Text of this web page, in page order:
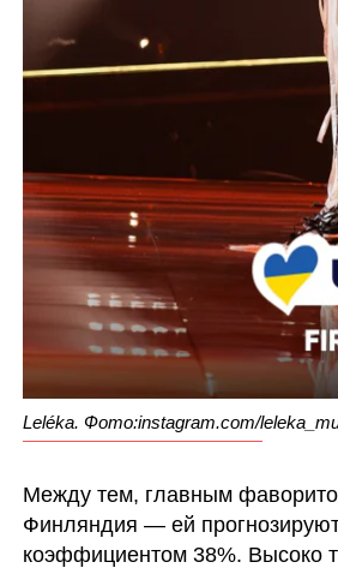
Leléka. Фото:instagram.com/
Между тем, главным
Финляндия — ей
коэффициентом 38%. Высоко